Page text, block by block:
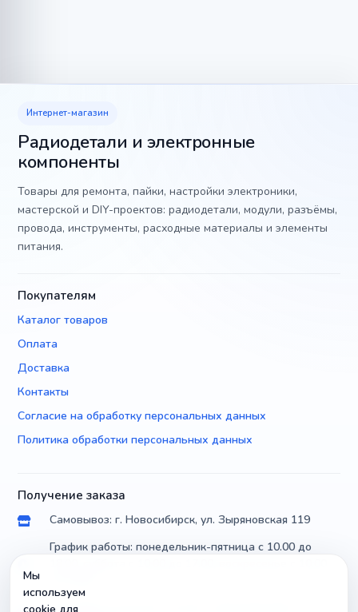
Интернет-магазин
Радиодетали и электронные
компоненты
Товары для ремонта, пайки, настройки электроники,
мастерской и DIY-проектов: радиодетали, модули, разъёмы,
провода, инструменты, расходные материалы и элементы
питания.
Покупателям
Каталог товаров
Оплата
Доставка
Контакты
Согласие на обработку персональных данных
Политика обработки персональных данных
Получение заказа
Самовывоз: г. Новосибирск, ул. Зыряновская 119
График работы: понедельник-пятница с 10.00 до
Доставка по России почтой и транспортными
Мы
используем